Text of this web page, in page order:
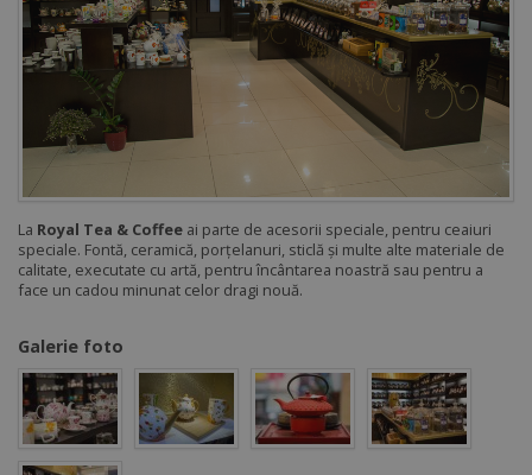
La Royal Tea & Coffee ai parte de acesorii speciale, pentru ceaiuri
speciale. Fontă, ceramică, porțelanuri, sticlă și multe alte materiale de
calitate, executate cu artă, pentru încântarea noastră sau pentru a
face un cadou minunat celor dragi nouă.
Galerie foto